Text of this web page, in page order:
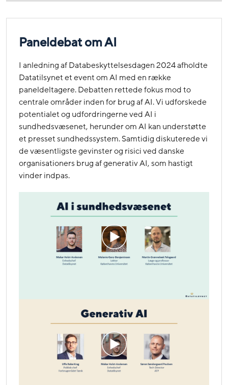
Paneldebat om AI
I anledning af Databeskyttelsesdagen 2024 afholdte
Datatilsynet et event om AI med en række
paneldeltagere. Debatten rettede fokus mod to
centrale områder inden for brug af AI. Vi udforskede
potentialet og udfordringerne ved AI i
sundhedsvæsenet, herunder om AI kan understøtte
et presset sundhedssystem. Samtidig diskuterede vi
de væsentligste gevinster og risici ved danske
organisationers brug af generativ AI, som hastigt
vinder indpas.